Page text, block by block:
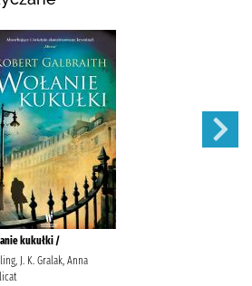
kukułki /
J. K. Gralak, Anna